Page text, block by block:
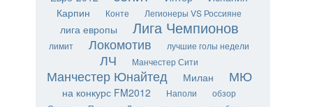
Карпин
Конте Легионеры VS Россияне
лига европы Лига Чемпионов
лимит Локомотив лучшие голы недели
ЛЧ Манчестер Сити
Манчестер Юнайтед Милан МЮ
на конкурс FM2012 Наполи
обзор